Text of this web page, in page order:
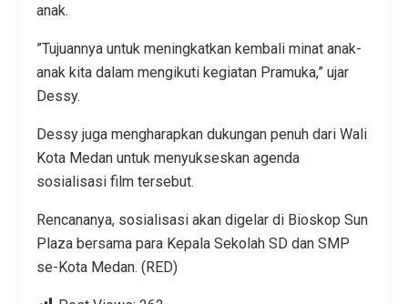
anak.
​”Tujuannya untuk meningkatkan kembali minat anak-
anak kita dalam mengikuti kegiatan Pramuka,” ujar
Dessy.
​Dessy juga mengharapkan dukungan penuh dari Wali
Kota Medan untuk menyukseskan agenda
sosialisasi film tersebut.
Rencananya, sosialisasi akan digelar di Bioskop Sun
Plaza bersama para Kepala Sekolah SD dan SMP
se-Kota Medan. (RED)